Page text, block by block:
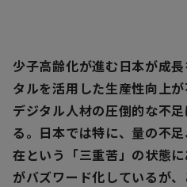
少子高齢化が進む日本が成
タルを活用した生産性向上が
デジタル人材の圧倒的な不
る。日本では特に、量の不
在という「三重苦」の状態
がバズワード化しているが